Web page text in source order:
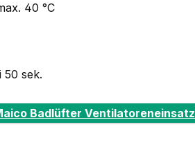
40 °C
50 sek.
Badlüfter Ventilatoreneinsatz